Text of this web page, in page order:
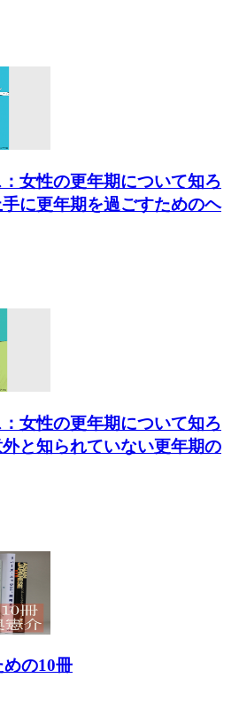
女性の更年期について知ろ
に更年期を過ごすためのヘ
女性の更年期について知ろ
と知られていない更年期の
めの10冊